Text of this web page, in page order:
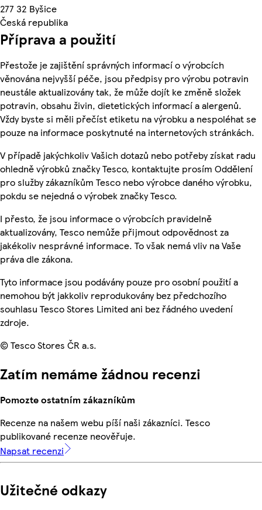
277 32 Byšice
Česká republika
Příprava a použití
Přestože je zajištění správných informací o výrobcích
věnována nejvyšší péče, jsou předpisy pro výrobu potravin
neustále aktualizovány tak, že může dojít ke změně složek
potravin, obsahu živin, dietetických informací a alergenů.
Vždy byste si měli přečíst etiketu na výrobku a nespoléhat se
pouze na informace poskytnuté na internetových stránkách.
V případě jakýchkoliv Vašich dotazů nebo potřeby získat radu
ohledně výrobků značky Tesco, kontaktujte prosím Oddělení
pro služby zákazníkům Tesco nebo výrobce daného výrobku,
pokdu se nejedná o výrobek značky Tesco.
I přesto, že jsou informace o výrobcích pravidelně
aktualizovány, Tesco nemůže přijmout odpovědnost za
jakékoliv nesprávné informace. To však nemá vliv na Vaše
práva dle zákona.
Tyto informace jsou podávány pouze pro osobní použití a
nemohou být jakkoliv reprodukovány bez předchozího
souhlasu Tesco Stores Limited ani bez řádného uvedení
zdroje.
© Tesco Stores ČR a.s.
Zatím nemáme žádnou recenzi
Pomozte ostatním zákazníkům
Recenze na našem webu píší naši zákazníci. Tesco
publikované recenze neověřuje.
Napsat recenzi
Užitečné odkazy